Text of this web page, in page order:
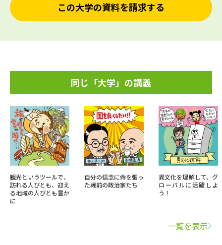
この大学の資料を請求する
同じ「大学」の講義
観光というツールで、
訪れる人びとも、迎え
る地域の人びとも豊か
に
自分の信念に命を張っ
た戦前の政治家たち
異文化を理解して、グ
ローバルに活躍しよ
う！
一覧を表示